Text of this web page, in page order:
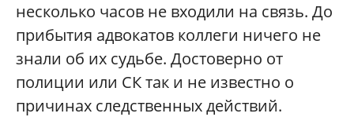
несколько часов не входили на связь. До
прибытия адвокатов коллеги ничего не
знали об их судьбе. Достоверно от
полиции или СК так и не известно о
причинах следственных действий.